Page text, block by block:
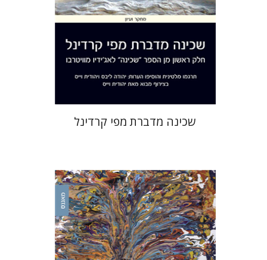
הנחת אתר ספר מודפס
$46
$41
שכינה מדברת מפי קרדינל
אורי כהן נסים ליאון